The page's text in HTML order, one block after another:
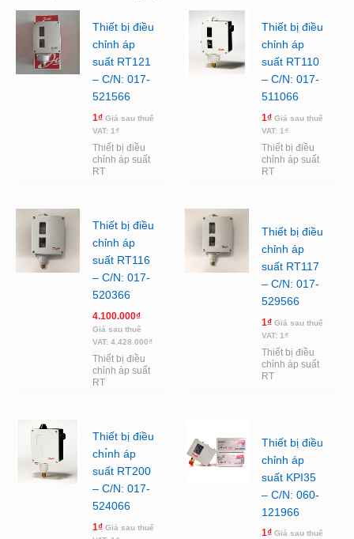
Thiết bị điều
chỉnh áp
suất RT121
– C/N: 017-
521566
1₫ Giá sau thuế
VAT: 1₫
Thiết bị điều
chỉnh áp suất
RT
Thiết bị điều
chỉnh áp
suất RT110
– C/N: 017-
511066
1₫ Giá sau thuế
VAT: 1₫
Thiết bị điều
chỉnh áp suất
RT
Thiết bị điều
chỉnh áp
suất RT116
– C/N: 017-
520366
4.100.000₫
Giá sau thuế
VAT: 4.428.000₫
Thiết bị điều
chỉnh áp suất
RT
Thiết bị điều
chỉnh áp
suất RT117
– C/N: 017-
529566
1₫ Giá sau thuế
VAT: 1₫
Thiết bị điều
chỉnh áp suất
RT
Thiết bị điều
chı̉nh áp
suất RT200
– C/N: 017-
524066
1₫ Giá sau thuế
Thiết bị điều
chỉnh áp
suất KPI35
– C/N: 060-
121966
1₫ Giá sau thuế